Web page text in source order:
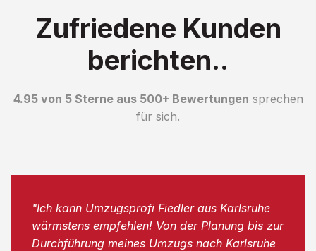
Zufriedene Kunden
berichten..
4.95 von 5 Sterne aus 500+ Bewertungen sprechen
für sich.
"Ich kann Umzugsprofi Fiedler aus Karlsruhe
wärmstens empfehlen! Von der Planung bis zur
Durchführung meines Umzugs nach Karlsruhe